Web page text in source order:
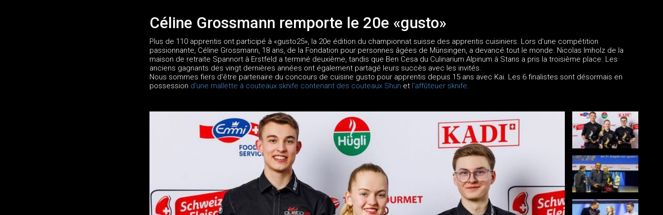
Céline Grossmann remporte le 20e «gusto»
Plus de 110 apprentis ont participé à «gusto25», la 20e édition du championnat suisse des apprentis cuisiniers. Lors d'une compétition
passionnante, Céline Grossmann, 18 ans, de la Fondation pour personnes âgées de Münsingen, a devancé tout le monde. Nicolas Imholz de la
maison de retraite Spannort à Erstfeld a terminé deuxième, tandis que Ben Cesa du Culinarium Alpinum à Stans a pris la troisième place. Les
anciens gagnants des vingt dernières années ont également partagé leurs succès avec les invités.
Nous sommes fiers d'être partenaire du concours de cuisine gusto pour apprentis depuis 15 ans avec Kai. Les 6 finalistes sont désormais en
possession d'une mallette à couteaux sknife contenant des couteaux Shun et l'affûteuer sknife.